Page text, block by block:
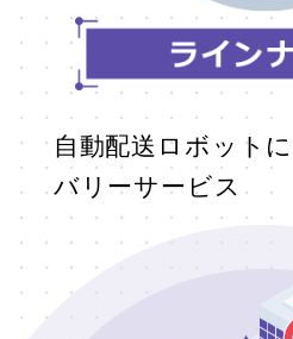
自動配送ロボット
バリーサービス